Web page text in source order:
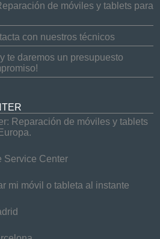
de móviles y tablets para
con nuestros técnicos
te daremos un presupuesto
Reparación de móviles y tablets
Service Center
mi móvil o tableta al instante